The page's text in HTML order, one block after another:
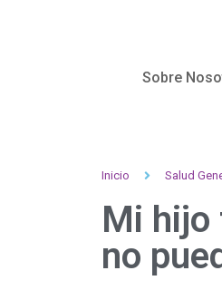
Sobre
Inicio Salud
Mi hijo
no